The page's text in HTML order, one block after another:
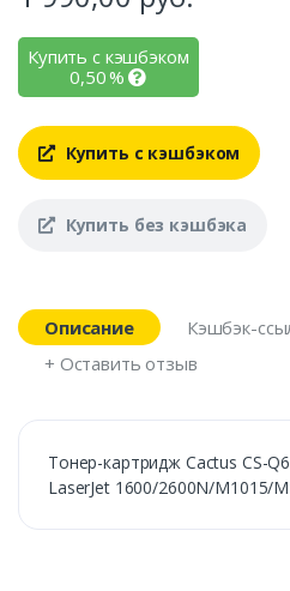
Купить с кэшбэком
0,50%
Купить с кэшбэком
Купить без кэшбэка
Описание
Кэшбэк-
+ Оставить отзыв
Тонер-картридж Cactus CS-
LaserJet 1600/2600N/M1015/